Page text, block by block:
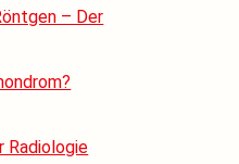
– Der
Radiologie